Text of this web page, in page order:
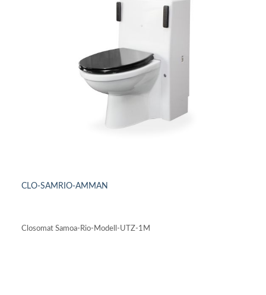
CLO-SAMRIO-AMMAN
Closomat Samoa-Rio-Modell-UTZ-1M